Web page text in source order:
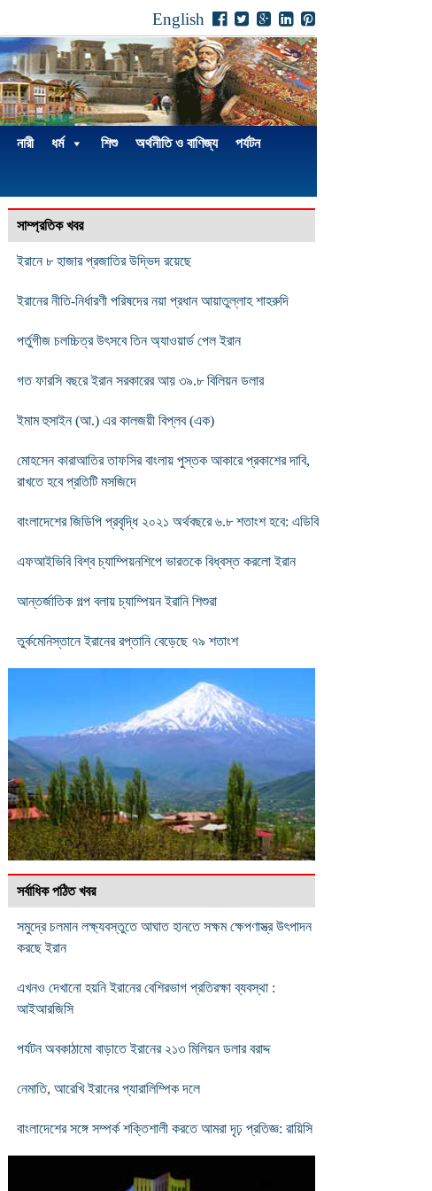
English
নারী ধর্ম শিশু অর্থনীতি ও বাণিজ্য পর্যটন
সাম্প্রতিক খবর
ইরানে ৮ হাজার প্রজাতির উদ্ভিদ রয়েছে
ইরানের নীতি-নির্ধারণী পরিষদের নয়া প্রধান আয়াতুল্লাহ শাহরুদি
পর্তুগীজ চলচ্চিত্র উৎসবে তিন অ্যাওয়ার্ড পেল ইরান
গত ফারসি বছরে ইরান সরকারের আয় ৩৯.৮ বিলিয়ন ডলার
ইমাম হুসাইন (আ.) এর কালজয়ী বিপ্লব (এক)
মোহসেন কারাআতির তাফসির বাংলায় পুস্তক আকারে প্রকাশের দাবি,
রাখতে হবে প্রতিটি মসজিদে
বাংলাদেশের জিডিপি প্রবৃদ্ধি ২০২১ অর্থবছরে ৬.৮ শতাংশ হবে: এডিবি
এফআইভিবি বিশ্ব চ্যাম্পিয়নশিপে ভারতকে বিধ্বস্ত করলো ইরান
আন্তর্জাতিক গল্প বলায় চ্যাম্পিয়ন ইরানি শিশুরা
তুর্কমেনিস্তানে ইরানের রপ্তানি বেড়েছে ৭৯ শতাংশ
সর্বাধিক পঠিত খবর
সমুদ্রে চলমান লক্ষ্যবস্তুতে আঘাত হানতে সক্ষম ক্ষেপণাস্ত্র উৎপাদন
করছে ইরান
এখনও দেখানো হয়নি ইরানের বেশিরভাগ প্রতিরক্ষা ব্যবস্থা :
আইআরজিসি
পর্যটন অবকাঠামো বাড়াতে ইরানের ২১৩ মিলিয়ন ডলার বরাদ্দ
নেমাতি, আরেখি ইরানের প্যারালিম্পিক দলে
বাংলাদেশের সঙ্গে সম্পর্ক শক্তিশালী করতে আমরা দৃঢ় প্রতিজ্ঞ: রায়িসি